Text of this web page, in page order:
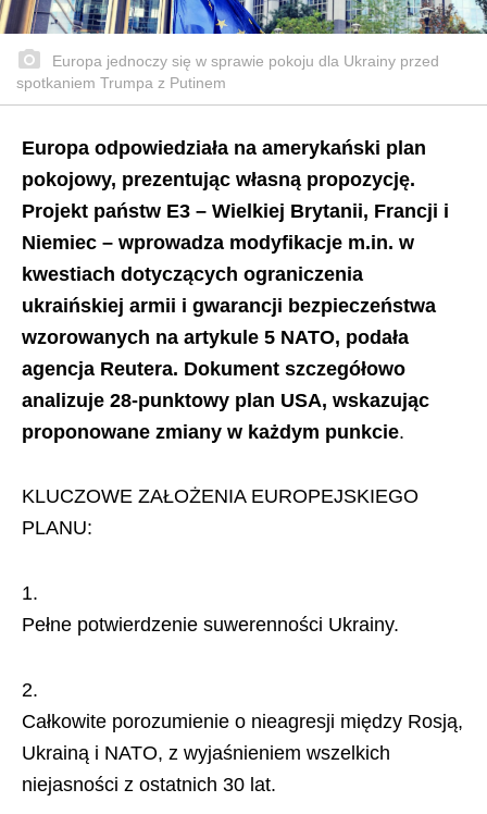
Europa jednoczy się w sprawie pokoju dla Ukrainy przed
spotkaniem Trumpa z Putinem
Europa odpowiedziała na amerykański plan
pokojowy, prezentując własną propozycję.
Projekt państw E3 – Wielkiej Brytanii, Francji i
Niemiec – wprowadza modyfikacje m.in. w
kwestiach dotyczących ograniczenia
ukraińskiej armii i gwarancji bezpieczeństwa
wzorowanych na artykule 5 NATO, podała
agencja Reutera. Dokument szczegółowo
analizuje 28-punktowy plan USA, wskazując
proponowane zmiany w każdym punkcie.
KLUCZOWE ZAŁOŻENIA EUROPEJSKIEGO
PLANU:
Pełne potwierdzenie suwerenności Ukrainy.
Całkowite porozumienie o nieagresji między Rosją,
Ukrainą i NATO, z wyjaśnieniem wszelkich
niejasności z ostatnich 30 lat.